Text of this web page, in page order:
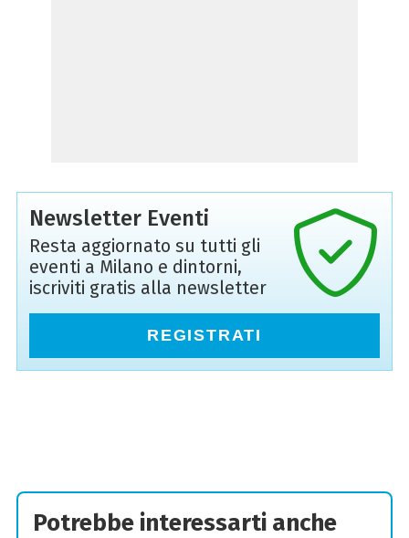
Newsletter Eventi
Resta aggiornato su tutti gli
eventi a Milano e dintorni,
iscriviti gratis alla newsletter
REGISTRATI
Potrebbe interessarti anche